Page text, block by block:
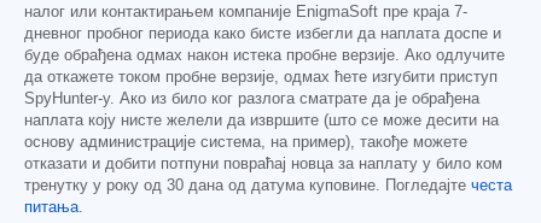
налог или контактирањем компаније EnigmaSoft пре краја 7-
дневног пробног периода како бисте избегли да наплата доспе и
буде обрађена одмах након истека пробне верзије. Ако одлучите
да откажете током пробне верзије, одмах ћете изгубити приступ
SpyHunter-у. Ако из било ког разлога сматрате да је обрађена
наплата коју нисте желели да извршите (што се може десити на
основу администрације система, на пример), такође можете
отказати и добити потпуни повраћај новца за наплату у било ком
тренутку у року од 30 дана од датума куповине. Погледајте честа
питања.